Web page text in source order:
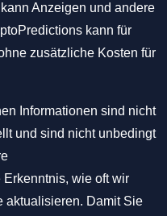
Anzeigen und andere
kann für
zusätzliche Kosten für
Informationen sind nicht
und sind nicht unbedingt
wie oft wir
aktualisieren. Damit Sie